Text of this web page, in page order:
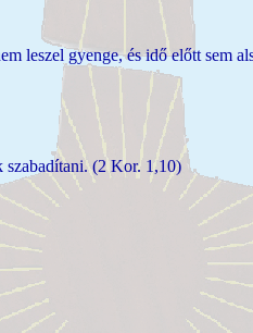
leszel gyenge, és idő előtt sem
szabadítani. (2 Kor. 1,10)